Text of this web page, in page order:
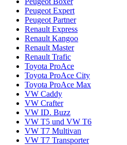
Peugeot Expert
Peugeot Partner
Renault Express
Renault Kangoo
Renault Master
Renault Trafic
Toyota ProAce
Toyota ProAce City
Toyota ProAce Max
VW Caddy
VW Crafter
VW ID. Buzz
VW T5 und VW T6
VW T7 Multivan
VW T7 Transporter